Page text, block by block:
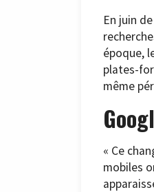
En juin
époque,
plates-
même
« Ce
mobiles